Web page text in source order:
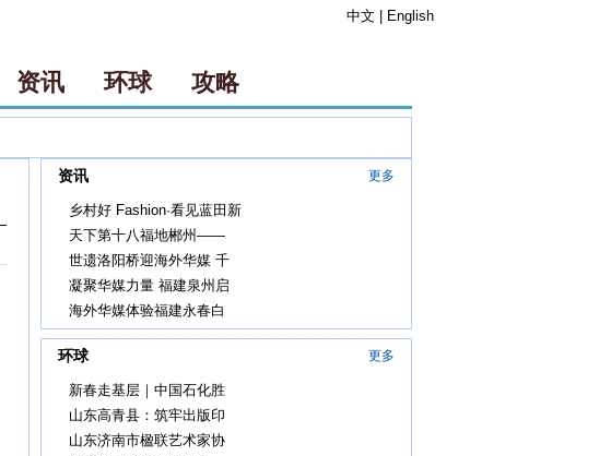
中文 English
资讯 环球 攻略
更多
资讯
乡村好 Fashion·看见蓝田新
天下第十八福地郴州——
世遗洛阳桥迎海外华媒 千
凝聚华媒力量 福建泉州启
海外华媒体验福建永春白
更多
环球
新春走基层｜中国石化胜
山东高青县：筑牢出版印
山东济南市楹联艺术家协